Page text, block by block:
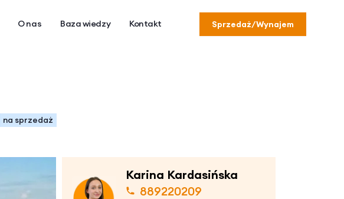
O nas Baza wiedzy Kontakt Sprzedaż/Wynajem
na sprzedaż
Karina Kardasińska
889220209